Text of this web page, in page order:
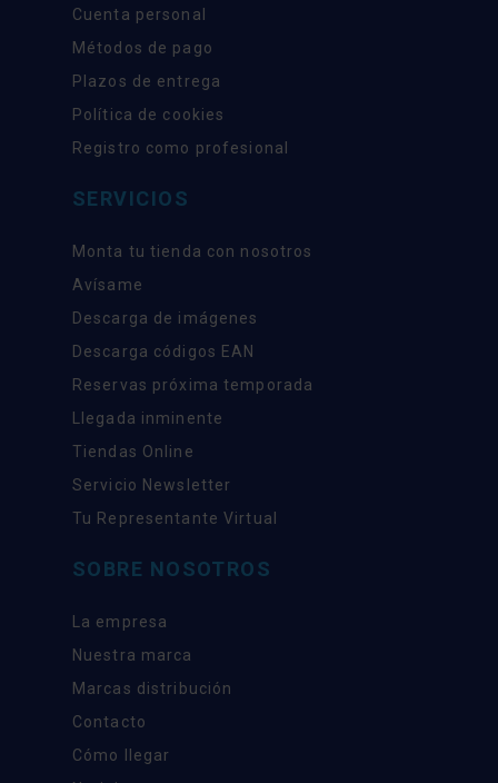
Cuenta personal
Métodos de pago
Plazos de entrega
Política de cookies
Registro como profesional
SERVICIOS
Monta tu tienda con nosotros
Avísame
Descarga de imágenes
Descarga códigos EAN
Reservas próxima temporada
Llegada inminente
Tiendas Online
Servicio Newsletter
Tu Representante Virtual
SOBRE NOSOTROS
La empresa
Nuestra marca
Marcas distribución
Contacto
Cómo llegar